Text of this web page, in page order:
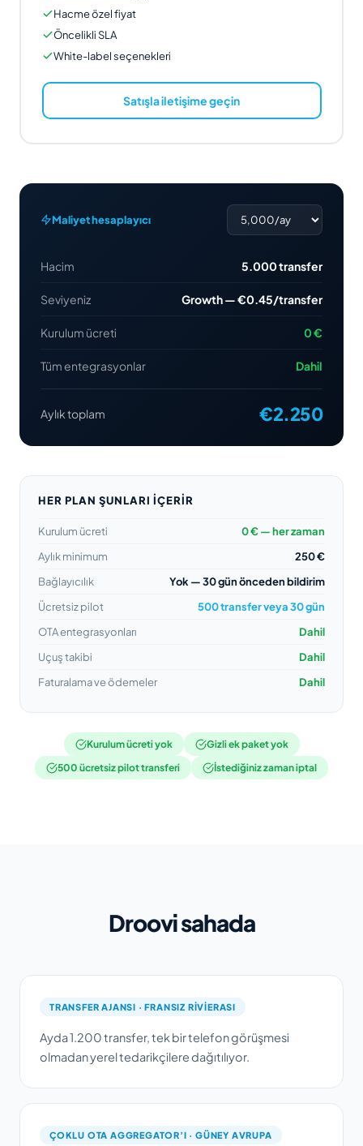
Hacme özel fiyat
Öncelikli SLA
White-label seçenekleri
Satışla iletişime geçin
Maliyet hesaplayıcı
Hacim 5.000 transfer
Seviyeniz Growth — €0.45/transfer
Kurulum ücreti 0 €
Tüm entegrasyonlar Dahil
Aylık toplam €2.250
HER PLAN ŞUNLARI IÇERIR
Kurulum ücreti
0 € — her zaman
Aylık minimum
250 €
Bağlayıcılık
Yok — 30 gün önceden bildirim
Ücretsiz pilot
500 transfer veya 30 gün
OTA entegrasyonları
Dahil
Uçuş takibi
Dahil
Faturalama ve ödemeler
Dahil
Kurulum ücreti yok
Gizli ek paket yok
500 ücretsiz pilot transferi
İstediğiniz zaman iptal
Droovi sahada
TRANSFER AJANSI · FRANSIZ RIVIERASI
Ayda 1.200 transfer, tek bir telefon görüşmesi
olmadan yerel tedarikçilere dağıtılıyor.
ÇOKLU OTA AGGREGATOR’I · GÜNEY AVRUPA